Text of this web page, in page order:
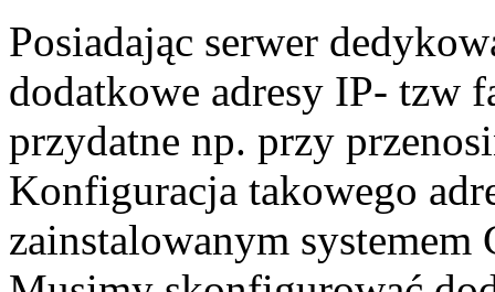
Posiadając serwer
dodatkowe adresy IP- tzw
przydatne np. przy
Konfiguracja takowego
zainstalowanym systemem